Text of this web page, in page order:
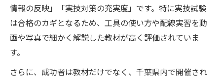
電気工事士合格を目指す千葉県の学び方ガイド
電気工事士合格のための千葉県学習リソー
ス活用術
立て方
情報の反映」「実技対策の充実度」です。特に実技試験
は合格のカギとなるため、工具の使い方や配線実習を動
画や写真で細かく解説した教材が高く評価されていま
す。
さらに、成功者は教材だけでなく、千葉県内で開催され